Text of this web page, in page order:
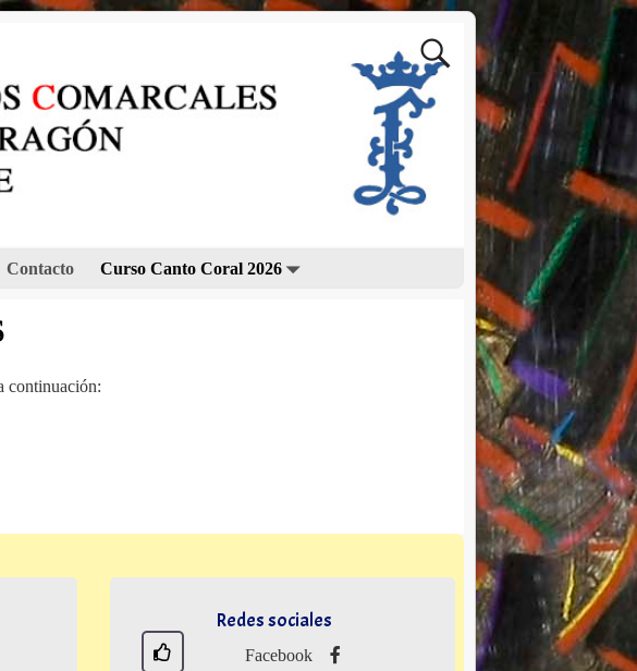
Contacto Curso Canto Coral 2026
continuación:
Redes sociales
Facebook